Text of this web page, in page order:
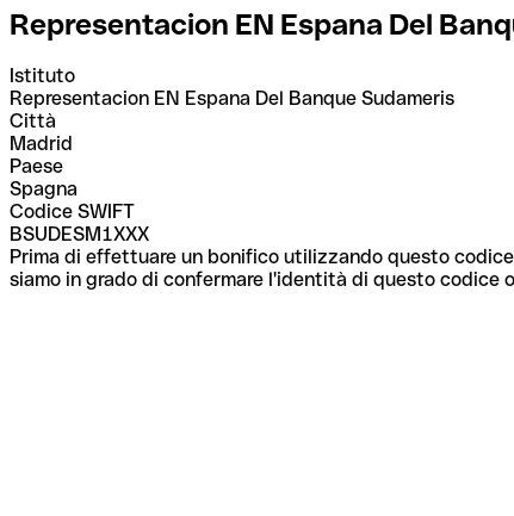
Representacion EN Espana Del
Istituto
Representacion EN Espana Del Banque Sudameris
Città
Madrid
Paese
Spagna
Codice SWIFT
BSUDESM1XXX
Prima di effettuare un bonifico utilizzando questo
siamo in grado di confermare l'identità di questo